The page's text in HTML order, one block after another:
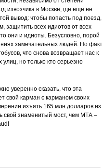
извозчика в Москве, где еще не
вывод: чтобы попасть под поезд,
защитить всех идиотов от всех
они и идиоты. Безусловно, порой
замечательных людей. Но факт
что снова возвращает нас к
улиц, но только кто серьезно
уверенно сказать, что эта
свой карман с карманом своих
изъять 165 млн долларов из
свой знаменитый мост, чем МТА –